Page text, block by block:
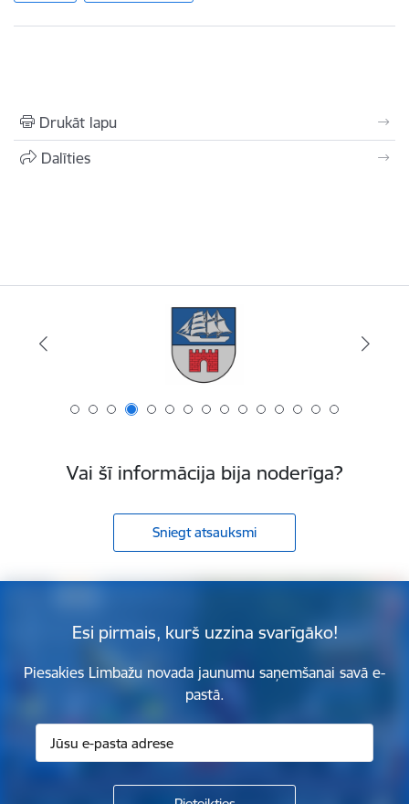
Drukāt lapu
Dalīties
Vai šī informācija bija noderīga?
Sniegt atsauksmi
Esi pirmais, kurš uzzina svarīgāko!
Piesakies Limbažu novada jaunumu saņemšanai savā e-
pastā.